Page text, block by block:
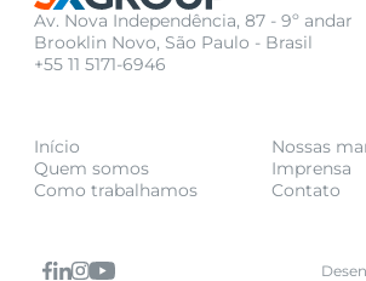
Av. Nova Independência, 87 - 9º andar
Brooklin Novo, São Paulo - Brasil
+55 11 5171-6946
Início
Quem somos
Como trabalhamos
Nossas
Imprensa
Contato